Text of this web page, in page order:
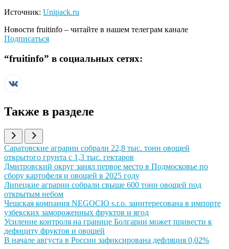
Источник: Unipack.ru
Новости fruitinfo – читайте в нашем телеграм канале
Подписаться
“fruitinfo” в социальных сетях:
Также в разделе
Иллюстрация новости
Саратовские аграрии собрали 22,8 тыс. тонн овощей
открытого грунта с 1,3 тыс. гектаров
Иллюстрация новости
Дмитровский округ занял первое место в Подмосковье по
сбору картофеля и овощей в 2025 году
Иллюстрация новости
Липецкие аграрии собрали свыше 600 тонн овощей под
открытым небом
Иллюстрация новости
Чешская компания NEGOCIO s.r.o. заинтересована в импорте
узбекских замороженных фруктов и ягод
Иллюстрация новости
Усиление контроля на границе Болгарии может привести к
дефициту фруктов и овощей
Иллюстрация новости
В начале августа в России зафиксирована дефляция 0,02%